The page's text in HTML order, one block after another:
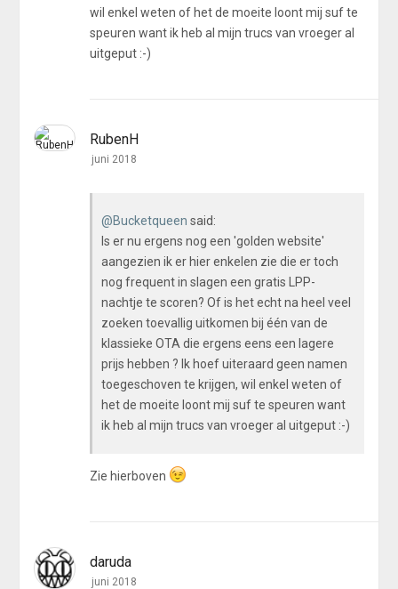
wil enkel weten of het de moeite loont mij suf te
speuren want ik heb al mijn trucs van vroeger al
uitgeput :-)
RubenH
juni 2018
@Bucketqueen said:
Is er nu ergens nog een 'golden website'
aangezien ik er hier enkelen zie die er toch
nog frequent in slagen een gratis LPP-
nachtje te scoren? Of is het echt na heel veel
zoeken toevallig uitkomen bij één van de
klassieke OTA die ergens eens een lagere
prijs hebben ? Ik hoef uiteraard geen namen
toegeschoven te krijgen, wil enkel weten of
het de moeite loont mij suf te speuren want
ik heb al mijn trucs van vroeger al uitgeput :-)
Zie hierboven
daruda
juni 2018